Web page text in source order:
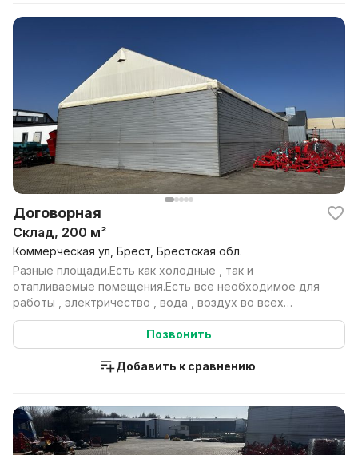
Договорная
Склад, 200 м²
Коммерческая ул, Брест, Брестская обл.
Разные площади.Есть как холодные , так и
отапливаемые помещения.Есть все необходимое для
работы , электричество , вода , воздух во всех
помещениях , т...
Позвонить
Добавить к сравнению